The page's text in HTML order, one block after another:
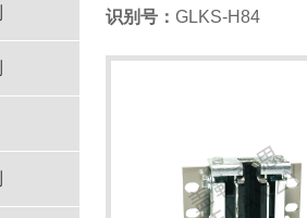
识别号： GLKS-H84